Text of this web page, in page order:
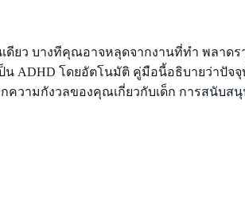
ดียว บางทีคุณอาจหลุดจากงานที่ทำ พลาดร
น ADHD โดยอัตโนมัติ คู่มือนี้อธิบายว่าปัจ
ความกังวลของคุณเกี่ยวกับเด็ก การสนับส